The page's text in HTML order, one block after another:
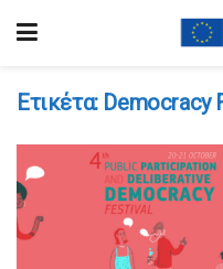
Ετικέτα: Democracy